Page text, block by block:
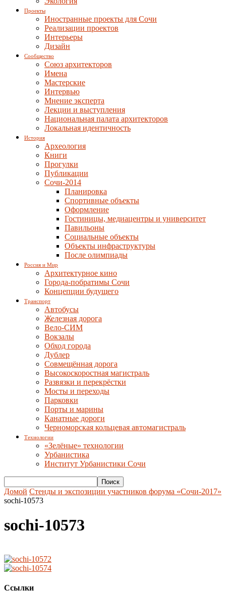
Проекты
Иностранные проекты для Сочи
Реализации проектов
Интерьеры
Дизайн
Сообщество
Союз архитекторов
Имена
Мастерские
Интервью
Мнение эксперта
Лекции и выступления
Национальная палата архитекторов
Локальная идентичность
История
Археология
Книги
Прогулки
Публикации
Сочи-2014
Планировка
Спортивные объекты
Оформление
Гостиницы, медиацентры и университет
Павильоны
Социальные объекты
Объекты инфраструктуры
После олимпиады
Россия и Мир
Архитектурное кино
Города-побратимы Сочи
Концепции будущего
Транспорт
Автобусы
Железная дорога
Вело-СИМ
Вокзалы
Обход города
Дублер
Совмещённая дорога
Высокоскоростная магистраль
Развязки и перекрёстки
Мосты и переходы
Парковки
Порты и марины
Канатные дороги
Черноморская кольцевая автомагистраль
Технологии
«Зелёные» технологии
Урбанистика
Институт Урбанистики Сочи
Домой Стенды и экспозиции участников форума «Сочи-2017»
sochi-10573
sochi-10573
Ссылки